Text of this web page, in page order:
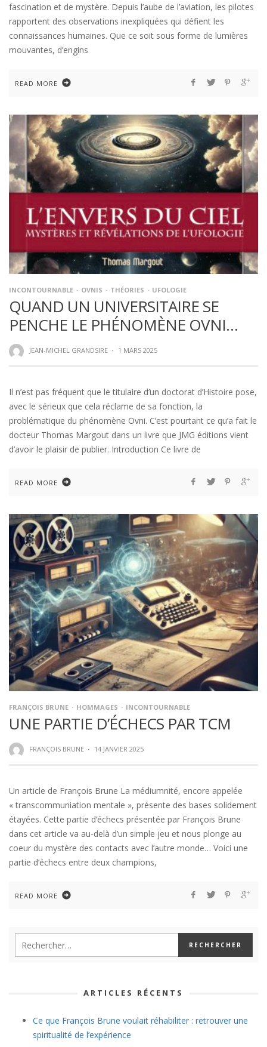
fascination et de mystère. Depuis l’aube de l’aviation, les pilotes
rapportent des observations inexpliquées qui défient les
connaissances humaines. Que ce soit sous forme de lumières
mouvantes, d’engins
READ MORE
INCONTOURNABLE OVNIS THÉORIES UFOLOGIE
QUAND UN UNIVERSITAIRE SE
PENCHE LE PHÉNOMÈNE OVNI…
JEAN-MICHEL GRANDSIRE · 1 MARS 2025
Il n’est pas fréquent que le titulaire d’un doctorat d’Histoire pose,
avec le sérieux que cela réclame de sa fonction, la
problématique du phénomène Ovni. C’est pourtant ce qu’a fait le
docteur Thomas Margout dans un livre que JMG éditions vient
d’avoir le plaisir de publier. Introduction Ce livre de
READ MORE
FRANÇOIS BRUNE HOMMAGES INCONTOURNABLE
UNE PARTIE D’ÉCHECS PAR TCM
FRANÇOIS BRUNE · 14 JANVIER 2025
Un article de François Brune La médiumnité, encore appelée
« transcommuniation mentale », présente des bases solidement
étayées. Cette partie d’échecs présentée par François Brune
dans cet article va au-delà d’un simple jeu et nous plonge au
coeur du mystère des contacts avec l’autre monde… Voici une
partie d’échecs entre deux champions,
READ MORE
ARTICLES RÉCENTS
Ce que François Brune voulait réhabiliter : retrouver une
spiritualité de l’expérience